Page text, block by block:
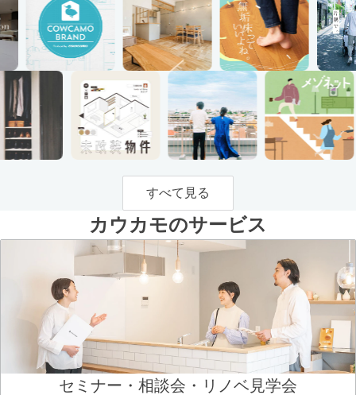
すべて見る
カウカモのサービス
セミナー・相談会・リノベ見学会